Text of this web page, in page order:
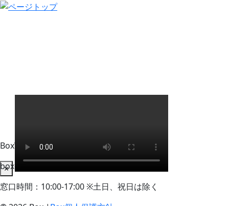
BoxWorks Tokyo + Osaka 来場者事務局
box-info_registration@event-admin.jp
窓口時間：10:00-17:00 ※土日、祝日は除く
×